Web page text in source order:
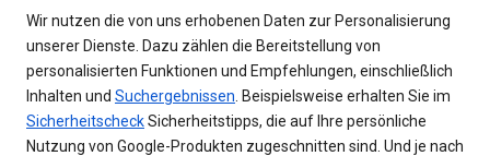
Wir nutzen die von uns erhobenen Daten zur Personalisierung
unserer Dienste. Dazu zählen die Bereitstellung von
personalisierten Funktionen und Empfehlungen, einschließlich
Inhalten und Suchergebnissen . Beispielsweise erhalten Sie im
SicherheitscheckSicherheitstipps, die auf Ihre persönliche
Nutzung von Google-Produkten zugeschnitten sind. Und je nach